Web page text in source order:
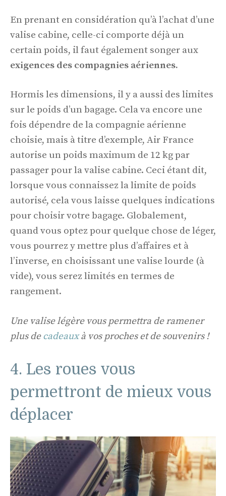
En prenant en considération qu’à l’achat d’une
valise cabine, celle-ci comporte déjà un
certain poids, il faut également songer aux
exigences des compagnies aériennes.
Hormis les dimensions, il y a aussi des limites
sur le poids d’un bagage. Cela va encore une
fois dépendre de la compagnie aérienne
choisie, mais à titre d’exemple, Air France
autorise un poids maximum de 12 kg par
passager pour la valise cabine. Ceci étant dit,
lorsque vous connaissez la limite de poids
autorisé, cela vous laisse quelques indications
pour choisir votre bagage. Globalement,
quand vous optez pour quelque chose de léger,
vous pourrez y mettre plus d’affaires et à
l’inverse, en choisissant une valise lourde (à
vide), vous serez limités en termes de
rangement.
Une valise légère vous permettra de ramener
plus decadeauxà vos proches et de souvenirs !
4. Les roues vous
permettront de mieux vous
déplacer